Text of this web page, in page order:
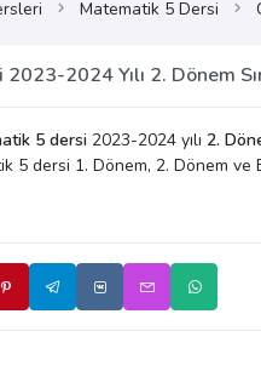
Matematik 5 Dersi
2024 Yılı 2. Dönem
5 dersi 2023-2024 yılı 2.
5 dersi 1. Dönem, 2. Dönem ve